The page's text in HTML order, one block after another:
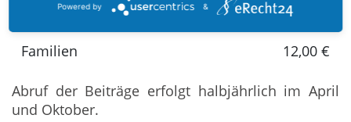
Passive
2,00 €
Familien
12,00 €
Abruf der Beiträge erfolgt halbjährlich im April
und Oktober.
Powered by &